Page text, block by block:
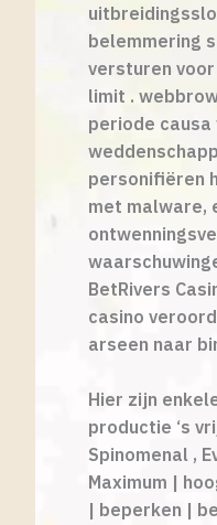
belemmering
versturen
limit .
periode
personifiëren
met malware,
BetRivers
casino
arseen naar
Hier zijn
productie ‘s
Spinomenal ,
Maximum |
| beperken |